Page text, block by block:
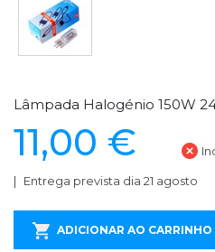
Lâmpada Halogénio 150W
11,00 €
Entrega prevista dia 21 agosto
ADICIONAR AO CARRINHO